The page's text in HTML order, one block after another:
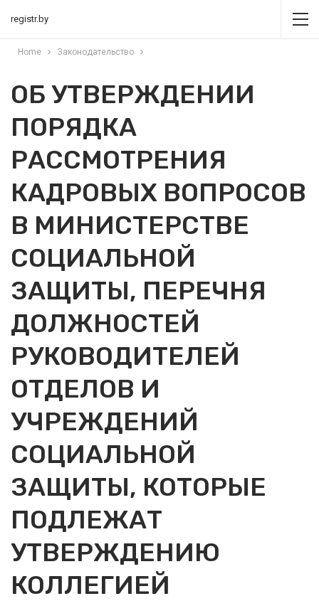
registr.by
Home Законодательство
ОБ УТВЕРЖДЕНИИ
ПОРЯДКА
РАССМОТРЕНИЯ
КАДРОВЫХ ВОПРОСОВ
В МИНИСТЕРСТВЕ
СОЦИАЛЬНОЙ
ЗАЩИТЫ, ПЕРЕЧНЯ
ДОЛЖНОСТЕЙ
РУКОВОДИТЕЛЕЙ
ОТДЕЛОВ И
УЧРЕЖДЕНИЙ
СОЦИАЛЬНОЙ
ЗАЩИТЫ, КОТОРЫЕ
ПОДЛЕЖАТ
УТВЕРЖДЕНИЮ
КОЛЛЕГИЕЙ